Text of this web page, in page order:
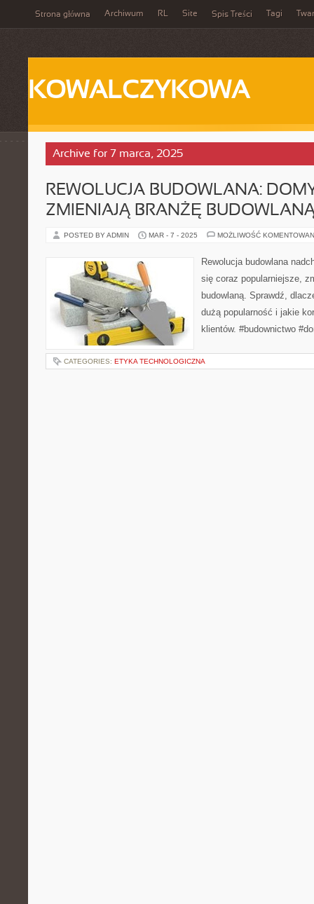
Strona główna Archiwum RL Site Spis Treści Tagi
KOWALCZYKOWA
Archive for 7 marca, 2025
REWOLUCJA BUDOWLANA:
ZMIENIAJĄ BRANŻĘ
POSTED BY ADMIN MAR - 7 - 2025 MOŻLIWOŚĆ
Rewolucja budowlana
się coraz popularniejsze,
budowlaną. Sprawdź,
dużą popularność i jakie
klientów. #budownictwo
CATEGORIES: ETYKA TECHNOLOGICZNA